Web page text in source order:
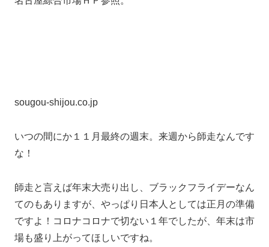
sougou-shijou.co.jp
いつの間にか１１月最終の週末。来週から師走なんです
な！
師走と言えば年末大売り出し、ブラックフライデーなん
てのもありますが、やっぱり日本人としては正月の準備
ですよ！コロナコロナで切ない１年でしたが、年末は市
場も盛り上がってほしいですね。